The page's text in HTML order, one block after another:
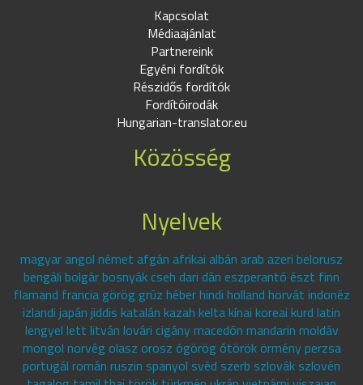
Kapcsolat
Médiaajánlat
Partnereink
Egyéni fordítók
Részidős fordítók
Fordítóirodák
Hungarian-translator.eu
Közösség
Nyelvek
magyar angol német afgán afrikai albán arab azeri belorusz
bengáli bolgár bosnyák cseh dari dán eszperantó észt finn
flamand francia görög grúz héber hindi holland horvát indonéz
izlandi japán jiddis katalán kazah kelta kínai koreai kurd latin
lengyel lett litván lovári cigány macedón mandarin moldáv
mongol norvég olasz orosz ógörög ótörök örmény perzsa
portugál román ruszin spanyol svéd szerb szlovák szlovén